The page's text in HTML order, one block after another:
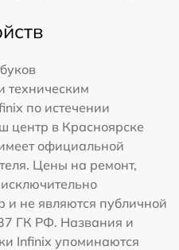
техническим
по истечении
центр в Красноярске
официальной
Цены на ремонт,
и не являются публичной
ГК РФ. Названия и
Infinix упоминаются